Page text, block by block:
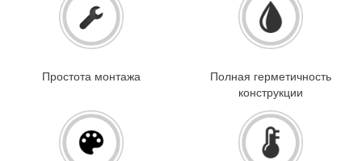
Простота монтажа
Полная герметичность
конструкции